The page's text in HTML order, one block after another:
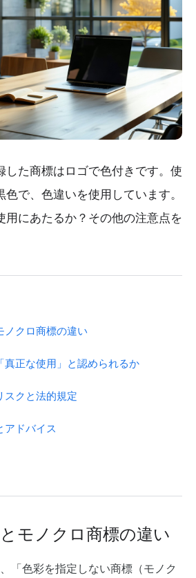
した商標はロゴで色付きです。使
で、色違いを使用しています。
用にあたるか？その他の注意点を
ノクロ商標の違い
真正な使用」と認められるか
スクと法的規定
アドバイス
モノクロ商標の違い
「色彩を指定しない商標（モノク